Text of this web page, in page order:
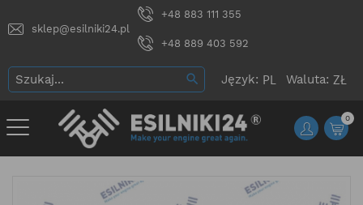
sklep@esilniki24.pl
+48 883 111 355
+48 889 403 592
Język: Waluta:
0